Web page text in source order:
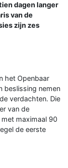
dagen langer
van de
zijn zes
het Openbaar
beslissing nemen
verdachten. Die
van de
maximaal 90
de eerste